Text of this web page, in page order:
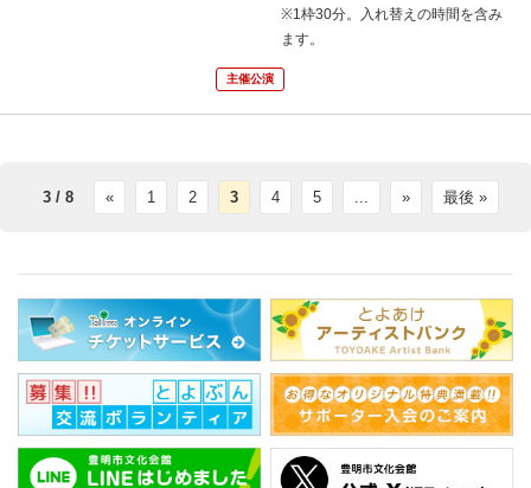
※1枠30分。入れ替えの時間を含み
ます。
主催公演
3 / 8 « 1 2 3 4 5 » 最後 »